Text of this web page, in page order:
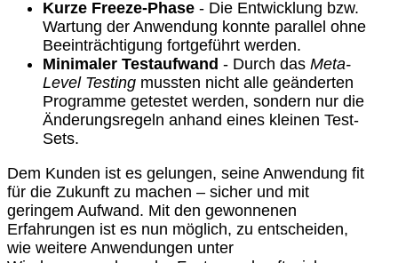
Kurze Freeze-Phase - Die Entwicklung bzw.
Wartung der Anwendung konnte parallel ohne
Beeinträchtigung fortgeführt werden.
Minimaler Testaufwand - Durch das Meta-
Level Testing mussten nicht alle geänderten
Programme getestet werden, sondern nur die
Änderungsregeln anhand eines kleinen Test-
Sets.
Dem Kunden ist es gelungen, seine Anwendung fit
für die Zukunft zu machen – sicher und mit
geringem Aufwand. Mit den gewonnenen
Erfahrungen ist es nun möglich, zu entscheiden,
wie weitere Anwendungen unter